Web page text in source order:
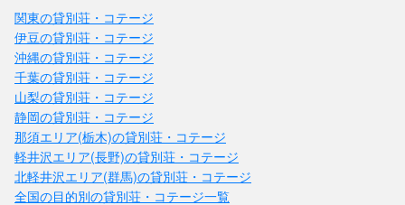
関東の貸別荘・コテージ
伊豆の貸別荘・コテージ
沖縄の貸別荘・コテージ
千葉の貸別荘・コテージ
山梨の貸別荘・コテージ
静岡の貸別荘・コテージ
那須エリア(栃木)の貸別荘・コテージ
軽井沢エリア(長野)の貸別荘・コテージ
北軽井沢エリア(群馬)の貸別荘・コテージ
全国の目的別の貸別荘・コテージ一覧